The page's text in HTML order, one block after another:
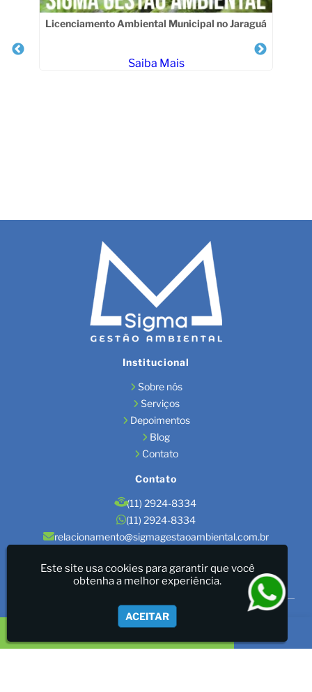
Licenciamento Ambiental Municipal no Jaraguá
Saiba Mais
Institucional
Sobre nós
Serviços
Depoimentos
Blog
Contato
Contato
(11) 2924-8334
(11) 2924-8334
relacionamento@sigmagestaoambiental.com.br
Localização
São Paulo / SP
Sigma Gestão Ambiental - LICENÇAS AMBIENTAIS/GESTÃO
DE RESÍDUOS/LAUDOS
Este site usa cookies para garantir que você
obtenha a melhor experiência.
ACEITAR